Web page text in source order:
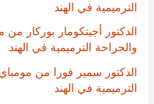
الترميمية في الهند
الدكتور أجيتكومار بوركار
والجراحة الترميمية في الهند
الدكتور سمير فورا من
الترميمية في الهند